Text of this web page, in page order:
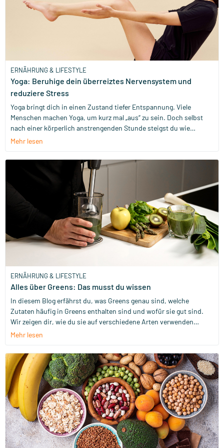
ERNÄHRUNG & LIFESTYLE
Yoga: Beruhige dein überreiztes Nervensystem und
reduziere Stress
Yoga bringt dich in einen Zustand tiefer Entspannung. Viele
Menschen machen Yoga, um kurz mal „aus“ zu sein. Doch selbst
nach einer körperlich anstrengenden Stunde steigst du wie
neugeboren von der Matte. Aber wie kann das eigentlich sein?
her: das zwischen den zwei Seiten deines Nervensystems.
Mehr lesen
ERNÄHRUNG & LIFESTYLE
Alles über Greens: Das musst du wissen
In diesem Blog erfährst du, was Greens genau sind, welche
Zutaten häufig in Greens enthalten sind und wofür sie gut sind.
Wir zeigen dir, wie du sie auf verschiedene Arten verwenden
kannst – vom Hinzufügen zu Smoothies und Säften bis hin zum
Mehr lesen